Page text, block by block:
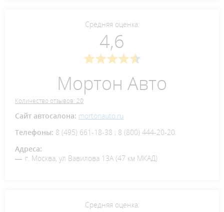
Средняя оценка:
4,6
Мортон Авто
Количество отзывов: 20
Сайт автосалона: mortonauto.ru
Телефоны: 8 (495) 661-18-38 ; 8 (800) 444-20-20.
Адреса:
г. Москва, ул Вавилова 13А (47 км МКАД)
Средняя оценка: